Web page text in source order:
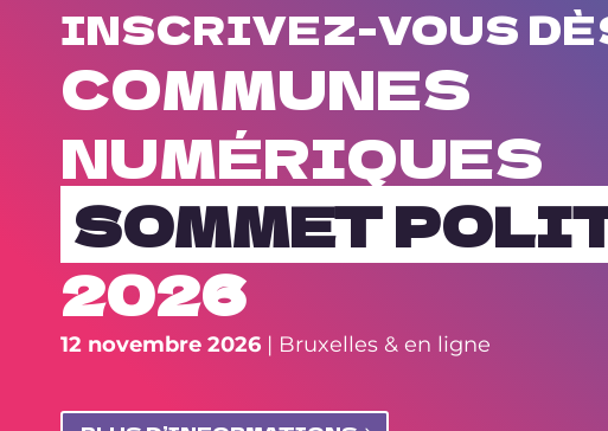
INSCRIVEZ-VOUS
COMMUNES
NUMÉRIQUES
SOMMET
2026
12 novembre 2026 | Bruxelles & en ligne